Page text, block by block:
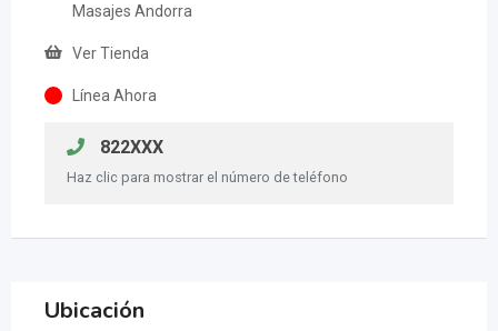
Masajes Andorra
Ver Tienda
Línea Ahora
822XXX
Haz clic para mostrar el número de teléfono
Ubicación